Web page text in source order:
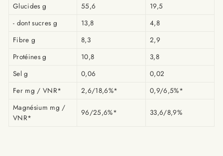
Glucides g 55,6
19,5
- dont sucres g
13,8
4,8
Fibre g
8,3
2,9
Protéines g
10,8
3,8
Sel g
0,06
0,02
Fer mg / VNR*
2,6/18,6%*
0,9/6,5%*
Magnésium mg /
VNR*
96/25,6%* 33,6/8,9%